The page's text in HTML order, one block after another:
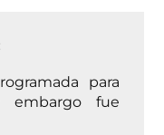
para
embargo fue